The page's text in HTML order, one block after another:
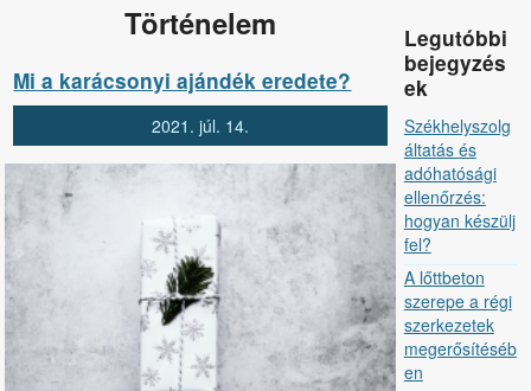
Történelem
Mi a karácsonyi ajándék eredete?
2021. júl. 14.
Legutóbbi
bejegyzés
ek
Székhelyszolg
áltatás és
adóhatósági
ellenőrzés:
hogyan készülj
fel?
A lőttbeton
szerepe a régi
szerkezetek
megerősítéséb
en